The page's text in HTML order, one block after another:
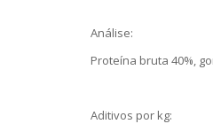
Análise:
Proteína bruta 40%,
Aditivos por kg: